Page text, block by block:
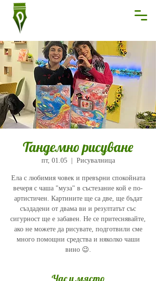
Тандемно рисуване
пт, 01.05
  |
Рисувалница
Ела с любимия човек и превърни спокойната
вечеря с чаша "муза" в състезание кой е по-
артистичен. Картините ще са две, ще бъдат
създадени от двама ви и резултатът със
сигурност ще е забавен. Не се притеснявайте,
ако не можете да рисувате, подготвили сме
много помощни средства и няколко чаши
вино 😉.
Час и място